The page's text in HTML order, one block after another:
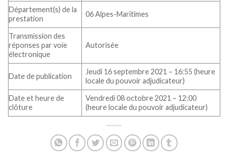
Département(s) de la
prestation
06 Alpes-Maritimes
Transmission des
réponses par voie
électronique
Autorisée
Date de publication
Jeudi 16 septembre 2021 – 16:55 (heure
locale du pouvoir adjudicateur)
Date et heure de
clôture
Vendredi 08 octobre 2021 – 12:00
(heure locale du pouvoir adjudicateur)